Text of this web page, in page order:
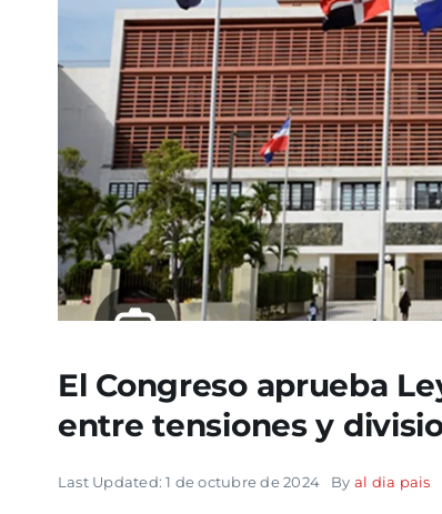
El Congreso aprueba
entre tensiones y
Last Updated: 1 de octubre de 2024 By al dia pais